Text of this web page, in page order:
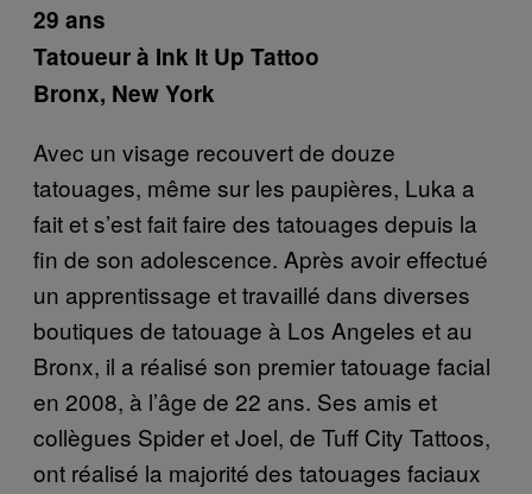
29 ans
Tatoueurà Ink It Up Tattoo
Bronx, New York
Avec un visage recouvert de douze
tatouages, même sur les paupières, Luka a
fait et s’est fait faire des tatouages depuis la
fin de son adolescence. Après avoir effectué
un apprentissage et travaillé dans diverses
boutiques de tatouage à Los Angeles et au
Bronx, il a réalisé son premier tatouage facial
en 2008, à l’âge de 22 ans. Ses amis et
collègues Spider et Joel, de Tuff City Tattoos,
ont réalisé la majorité des tatouages faciaux